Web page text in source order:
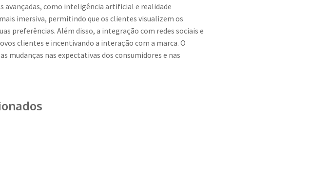
avançadas, como inteligência artificial e realidade
imersiva, permitindo que os clientes visualizem os
preferências. Além disso, a integração com redes sociais e
clientes e incentivando a interação com a marca. O
nas expectativas dos consumidores e nas